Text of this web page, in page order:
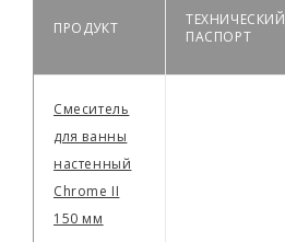
ПРОДУКТ
ТЕХНИЧЕСКИЙ
ПАСПОРТ
Смеситель
для ванны
настенный
Chrome II
150 мм